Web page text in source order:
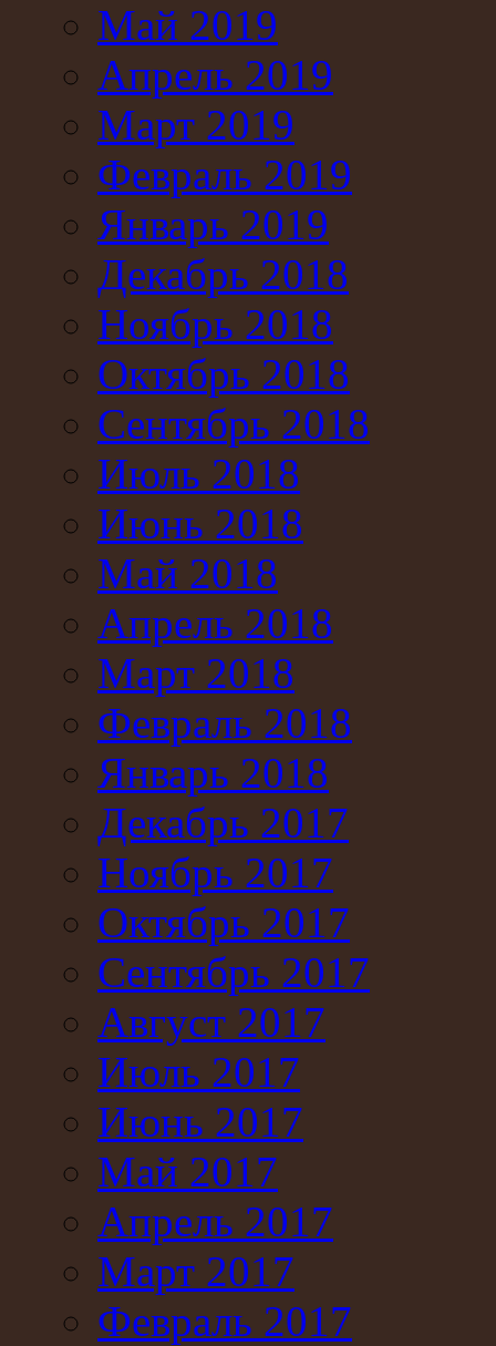
Май 2019
Апрель 2019
Март 2019
Февраль 2019
Январь 2019
Декабрь 2018
Ноябрь 2018
Октябрь 2018
Сентябрь 2018
Июль 2018
Июнь 2018
Май 2018
Апрель 2018
Март 2018
Февраль 2018
Январь 2018
Декабрь 2017
Ноябрь 2017
Октябрь 2017
Сентябрь 2017
Август 2017
Июль 2017
Июнь 2017
Май 2017
Апрель 2017
Март 2017
Февраль 2017